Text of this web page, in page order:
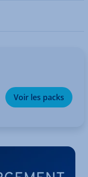
Voir les packs